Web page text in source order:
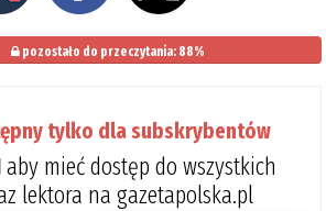
pozostało do przeczytania: 88%
tylko dla subskrybentów
aby mieć dostęp do wszystkich
lektora na gazetapolska.pl